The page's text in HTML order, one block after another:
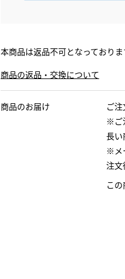
本商品は返品不可となっておりま
商品の返品・交換について
商品のお届け
ご
※ご
長い
※メ
注文
こ